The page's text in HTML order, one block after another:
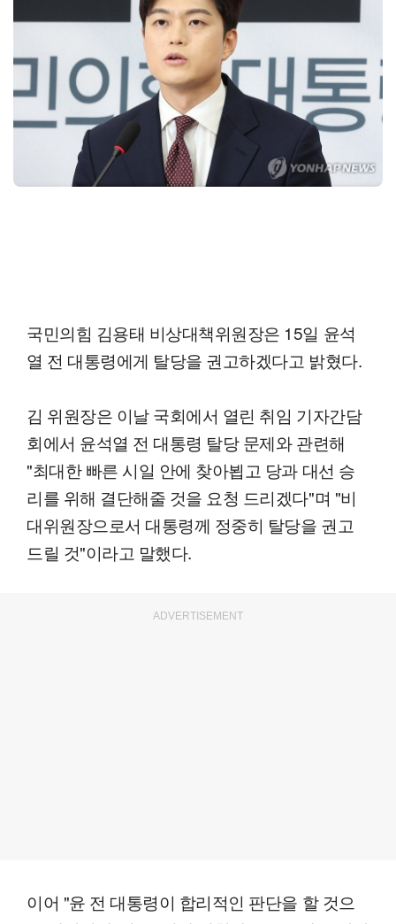
국민의힘 김용태 비상대책위원장은 15일 윤석
열 전 대통령에게 탈당을 권고하겠다고 밝혔다.
김 위원장은 이날 국회에서 열린 취임 기자간담
회에서 윤석열 전 대통령 탈당 문제와 관련해
"최대한 빠른 시일 안에 찾아뵙고 당과 대선 승
리를 위해 결단해줄 것을 요청 드리겠다"며 "비
대위원장으로서 대통령께 정중히 탈당을 권고
드릴 것"이라고 말했다.
ADVERTISEMENT
이어 "윤 전 대통령이 합리적인 판단을 할 것으